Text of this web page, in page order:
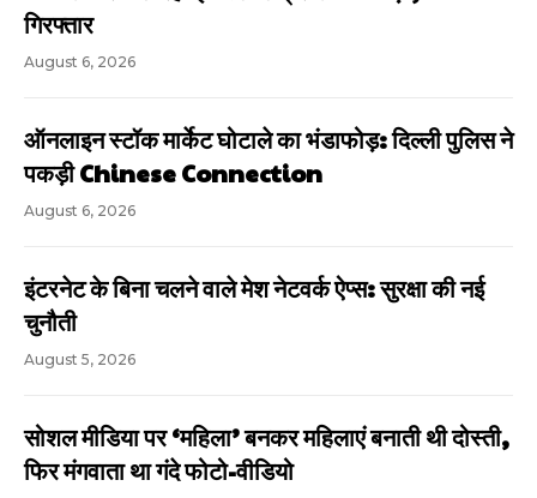
गिरफ्तार
August 6, 2026
ऑनलाइन स्टॉक मार्केट घोटाले का भंडाफोड़: दिल्ली पुलिस ने
पकड़ी Chinese Connection
August 6, 2026
इंटरनेट के बिना चलने वाले मेश नेटवर्क ऐप्स: सुरक्षा की नई
चुनौती
August 5, 2026
सोशल मीडिया पर ‘महिला’ बनकर महिलाएं बनाती थी दोस्ती,
फिर मंगवाता था गंदे फोटो-वीडियो